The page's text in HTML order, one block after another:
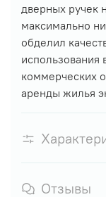
дверных ручек
максимально
обделил
использования
коммерческих
аренды жилья
Отзывы